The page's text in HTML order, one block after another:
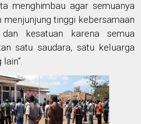
menghimbau agar semuanya
menjunjung tinggi kebersamaan
kesatuan karena semua
satu saudara, satu keluarga